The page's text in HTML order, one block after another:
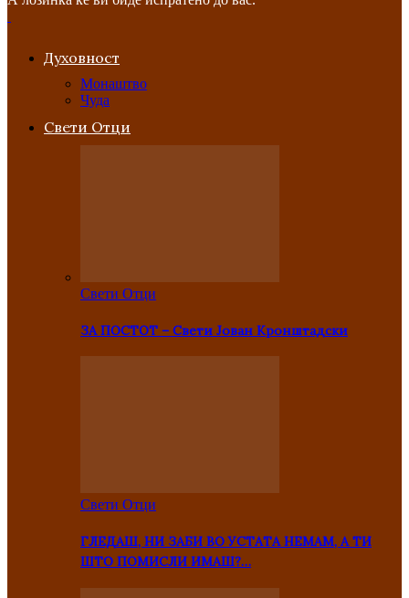
Духовност
Монаштво
Чуда
Свети Отци
Свети Отци
ЗА ПОСТОТ – Свети Јован Кронштадски
Свети Отци
ГЛЕДАШ, НИ ЗАБИ ВО УСТАТА НЕМАМ, А ТИ
ШТО ПОМИСЛИ ИМАШ?…